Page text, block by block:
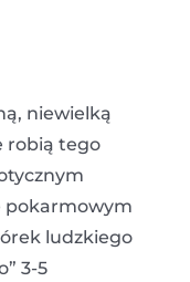
niewielką
robią tego
pokarmowym
ludzkiego
3-5